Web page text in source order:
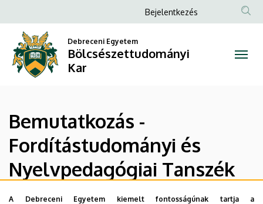
Fordítástudományi
Nyelvpedagógiai
Tanszék
Bölcsészettudományi
a
tartalomra
Anonim
fiók
menüje
Bejelentkezés
Debreceni Egyetem
Bölcsészettudományi
Kar
Bemutatkozás -
Fordítástudományi és
Nyelvpedagógiai Tanszék
A Debreceni Egyetem kiemelt fontosságúnak tartja a